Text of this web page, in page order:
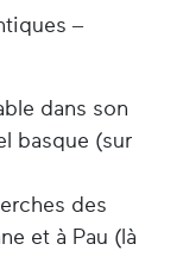
–
dans son
basque (sur
des
et à Pau (là